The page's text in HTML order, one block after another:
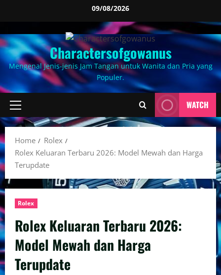
content
09/08/2026
Charactersofgowanus
Mengenal Jenis-jenis Jam Tangan untuk Wanita dan Pria yang
Populer.
Primary
Menu
WATCH
Home
Rolex
Rolex Keluaran Terbaru 2026: Model Mewah dan Harga
Terupdate
Rolex
Rolex Keluaran Terbaru 2026:
Model Mewah dan Harga
Terupdate